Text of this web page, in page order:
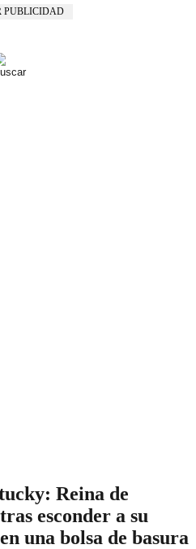
PUBLICIDAD
Reina de
esconder a su
una bolsa de basura